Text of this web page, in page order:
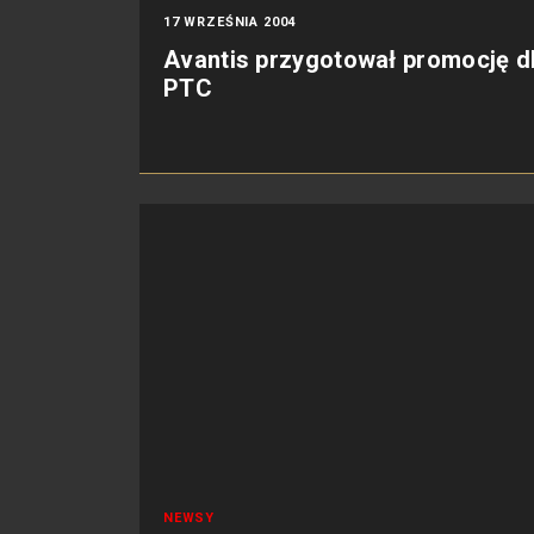
17 WRZEŚNIA 2004
Avantis przygotował promocję
PTC
NEWSY